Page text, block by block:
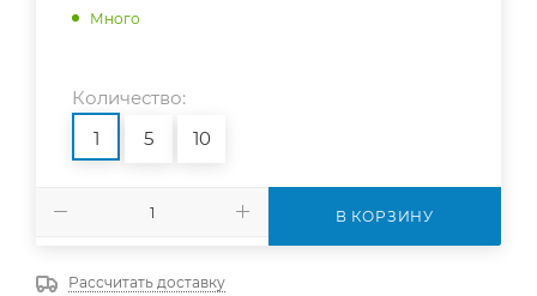
Много
Количество:
1
5 10
В КОРЗИНУ
Рассчитать доставку